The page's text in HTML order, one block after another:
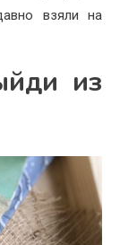
взяли на
из